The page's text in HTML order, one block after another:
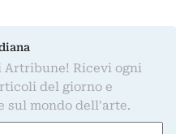
Artribune! Ricevi ogni
del giorno e
sul mondo dell'arte.